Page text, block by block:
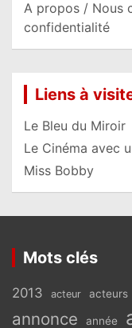
A propos / Nous
confidentialité
Liens à
Le Bleu du Miroir
Le Cinéma avec
Miss Bobby
Mots clés
2013 acteur acteurs
annonce année